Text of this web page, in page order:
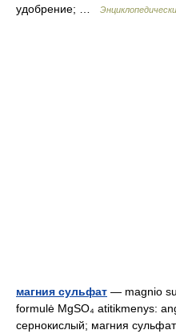
удобрение; …
магния сульфат — magnio
formulė MgSO₄ atitikmenys:
сернокислый; магния